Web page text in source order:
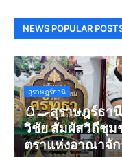
NEWS POPULAR
สุราษฎร์ธานี
🥚🍳สุราษฎร์ธา
วิชัย สัมผัสวิถีชุม
ตราแห่งอาณาจัก